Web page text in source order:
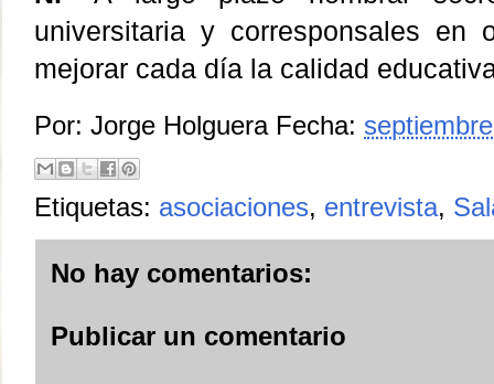
universitaria y corresponsales en
mejorar cada día la calidad
Por:Jorge Holguera Fecha:
Etiquetas: asociaciones, entrevista,
No hay comentarios:
Publicar un comentario